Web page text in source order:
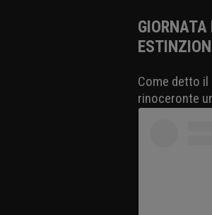
Come detto
rinoceronte